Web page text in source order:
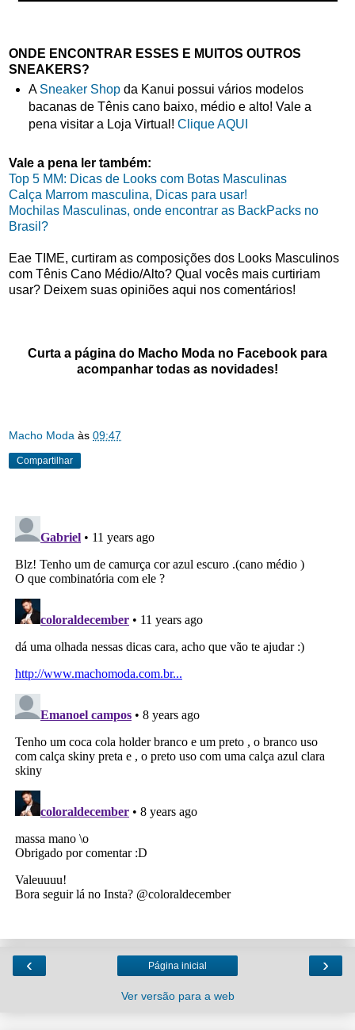
ONDE ENCONTRAR ESSES E MUITOS OUTROS
SNEAKERS?
A Sneaker Shopda Kanui possui vários modelos
bacanas de Tênis cano baixo, médio e alto! Vale a
pena visitar a Loja Virtual! Clique AQUI
Vale a pena ler também:
Top 5 MM: Dicas de Looks com Botas Masculinas
Calça Marrom masculina, Dicas para usar!
Mochilas Masculinas, onde encontrar as BackPacks no
Brasil?
Eae TIME, curtiram as composições dos Looks Masculinos
com Tênis Cano Médio/Alto? Qual vocês mais curtiriam
usar? Deixem suas opiniões aqui nos comentários!
Curta a página do Macho Moda no Facebook para
acompanhar todas as novidades!
Macho Moda às 09:47
Compartilhar
‹ ›
Página inicial
Ver versão para a web